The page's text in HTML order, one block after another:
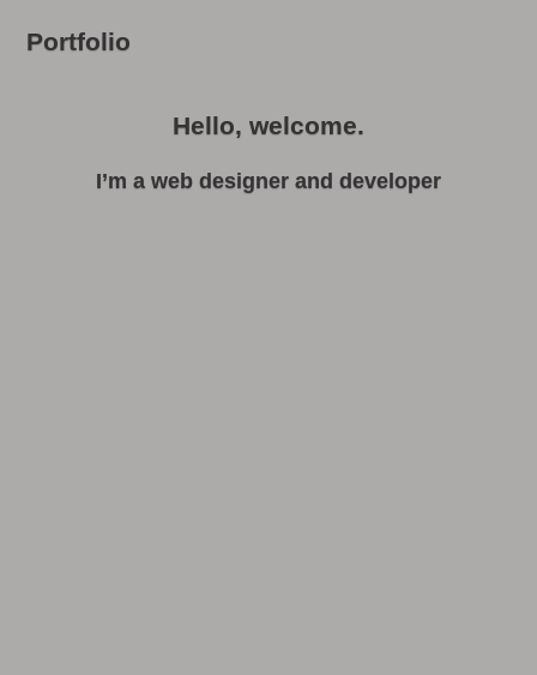
Portfolio
Hello, welcome.
I’m a web designer and developer